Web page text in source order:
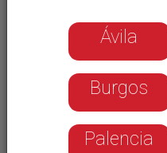
Ávila
Burgos
Palencia